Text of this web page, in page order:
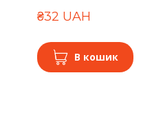
₴32 UAH
В кошик